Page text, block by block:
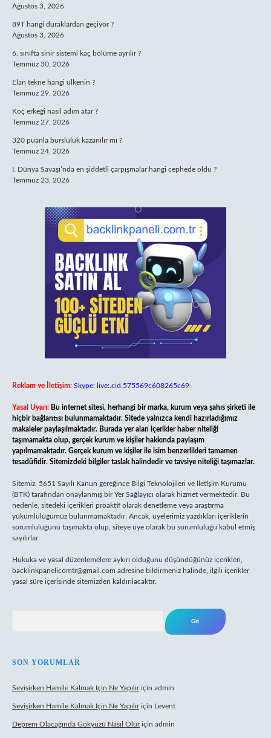
Ağustos 3, 2026
89T hangi duraklardan geçiyor ?
Ağustos 3, 2026
6. sınıfta sinir sistemi kaç bölüme ayrılır ?
Temmuz 30, 2026
Elan tekne hangi ülkenin ?
Temmuz 29, 2026
Koç erkeği nasıl adım atar ?
Temmuz 27, 2026
320 puanla bursluluk kazanılır mı ?
Temmuz 24, 2026
I. Dünya Savaşı’nda en şiddetli çarpışmalar hangi cephede oldu ?
Temmuz 23, 2026
Reklam ve İletişim: Skype: live:.cid.575569c608265c69
Yasal Uyarı: Bu internet sitesi, herhangi bir marka, kurum veya şahıs şirketi ile
hiçbir bağlantısı bulunmamaktadır. Sitede yalnızca kendi hazırladığımız
makaleler paylaşılmaktadır. Burada yer alan içerikler haber niteliği
taşımamakta olup, gerçek kurum ve kişiler hakkında paylaşım
yapılmamaktadır. Gerçek kurum ve kişiler ile isim benzerlikleri tamamen
tesadüfidir. Sitemizdeki bilgiler taslak halindedir ve tavsiye niteliği taşımazlar.
Sitemiz, 5651 Sayılı Kanun gereğince Bilgi Teknolojileri ve İletişim Kurumu
(BTK) tarafından onaylanmış bir Yer Sağlayıcı olarak hizmet vermektedir. Bu
nedenle, sitedeki içerikleri proaktif olarak denetleme veya araştırma
yükümlülüğümüz bulunmamaktadır. Ancak, üyelerimiz yazdıkları içeriklerin
sorumluluğunu taşımakta olup, siteye üye olarak bu sorumluluğu kabul etmiş
sayılırlar.
Hukuka ve yasal düzenlemelere aykırı olduğunu düşündüğünüz içerikleri,
backlinkpanelicomtr@gmail.com adresine bildirmeniz halinde, ilgili içerikler
yasal süre içerisinde sitemizden kaldırılacaktır.
SON YORUMLAR
Sevişirken Hamile Kalmak Için Ne Yapılıriçin admin
Sevişirken Hamile Kalmak Için Ne Yapılıriçin Levent
Deprem Olacağında Gökyüzü Nasıl Oluriçin admin